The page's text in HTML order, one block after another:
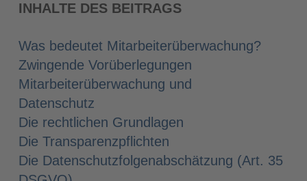
INHALTE DES BEITRAGS
Was bedeutet Mitarbeiterüberwachung?
Zwingende Vorüberlegungen
Mitarbeiterüberwachung und
Datenschutz
Die rechtlichen Grundlagen
Die Transparenzpflichten
Die Datenschutzfolgenabschätzung (Art. 35